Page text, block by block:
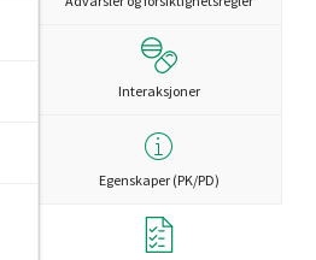
Interaksjoner
Egenskaper (PK/PD)